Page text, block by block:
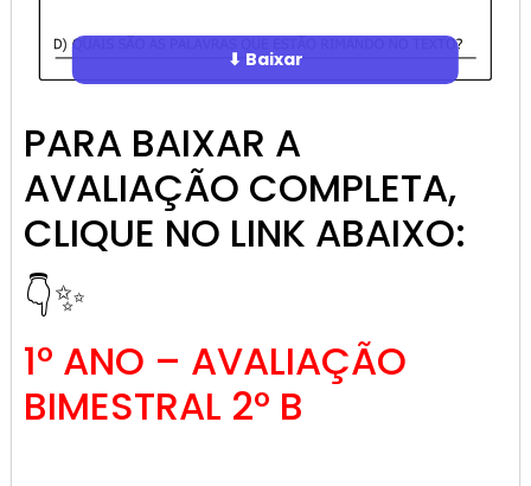
⬇ Baixar
PARA BAIXAR A
AVALIAÇÃO COMPLETA,
CLIQUE NO LINK ABAIXO:
👇✨
1º ANO – AVALIAÇÃO
BIMESTRAL 2º B